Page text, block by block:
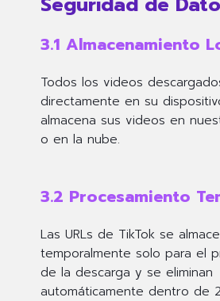
3.1 Almacenamiento
Todos los videos
directamente en su
almacena sus videos en
o en la nube.
3.2 Procesamiento
Las URLs de TikTok se
temporalmente solo para el
de la descarga y se eliminan
automáticamente dentro de